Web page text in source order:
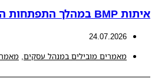
איתות BMP במהלך התפתחות הגולגולת והפנים: תובנות חדשות למנגנונים פתולוגיים המובילים לאנומליות קרניופציאליות
24.07.2026
מאמרים מובילים במנהל עסקים,